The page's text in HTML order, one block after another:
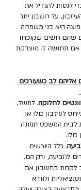
לנסות להגדיל את
על חשבון יתר
היא בני משפחה
שהם חשים שקופחו
אם תחושה זו מוצדקת
אליהם לב כשעורכים
לחלוקה. למשל,
לעיזבון כולו או
לבית המשפט תמונה
. כלל היורשים
לתביעה, ורק הם.
לקחת בחשבון את
ולוודא